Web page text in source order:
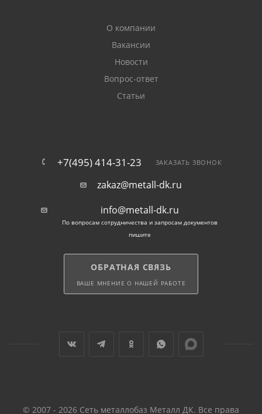
О компании
Вакансии
Новости
Вопрос-ответ
Статьи
+7(495) 414-31-23 ЗАКАЗАТЬ ЗВОНОК
zakaz@metall-dk.ru
info@metall-dk.ru
По вопросам сотрудничества и запросам документов
пишите
ОБРАТНАЯ СВЯЗЬ
ВАШЕ МНЕНИЕ О НАШЕЙ РАБОТЕ
© 2007 - 2026 Сеть металлобаз Металл ДК. Все права